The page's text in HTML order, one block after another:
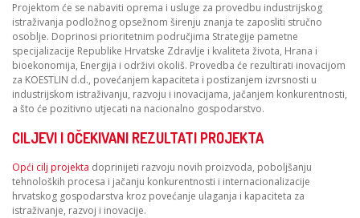
Projektom će se nabaviti oprema i usluge za provedbu industrijskog
istraživanja podložnog opsežnom širenju znanja te zaposliti stručno
osoblje. Doprinosi prioritetnim područjima Strategije pametne
specijalizacije Republike Hrvatske Zdravlje i kvaliteta života, Hrana i
bioekonomija, Energija i održivi okoliš. Provedba će rezultirati inovacijom
za KOESTLIN d.d., povećanjem kapaciteta i postizanjem izvrsnosti u
industrijskom istraživanju, razvoju i inovacijama, jačanjem konkurentnosti,
a što će pozitivno utjecati na nacionalno gospodarstvo.
CILJEVI I OČEKIVANI REZULTATI PROJEKTA
Opći cilj projekta doprinijeti razvoju novih proizvoda, poboljšanju
tehnoloških procesa i jačanju konkurentnosti i internacionalizacije
hrvatskog gospodarstva kroz povećanje ulaganja i kapaciteta za
istraživanje, razvoj i inovacije.